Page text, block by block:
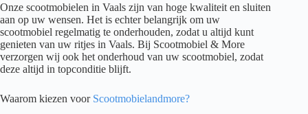
Onze scootmobielen in Vaals zijn van hoge kwaliteit en sluiten
aan op uw wensen. Het is echter belangrijk om uw
scootmobiel regelmatig te onderhouden, zodat u altijd kunt
genieten van uw ritjes in Vaals. Bij Scootmobiel & More
verzorgen wij ook het onderhoud van uw scootmobiel, zodat
deze altijd in topconditie blijft.
Waarom kiezen voor Scootmobielandmore?